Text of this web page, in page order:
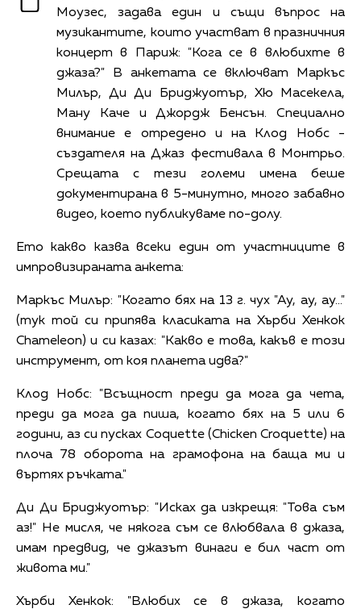
Моузес, задава един и същи въпрос на
музикантите, които участват в празничния
концерт в Париж: "Кога се в влюбихте в
джаза?" В анкетата се включват Маркъс
Милър, Ди Ди Бриджуотър, Хю Масекела,
Ману Каче и Джордж Бенсън. Специално
внимание е отредено и на Клод Нобс -
създателя на Джаз фестивала в Монтрьо.
Срещата с тези големи имена беше
документирана в 5-минутно, много забавно
видео, което публикуваме по-долу.
Ето какво казва всеки един от участниците в
импровизираната анкета:
Маркъс Милър: "Когато бях на 13 г. чух "Ау, ау, ау..."
(тук той си припява класиката на Хърби Хенкок
Chameleon) и си казах: "Какво е това, какъв е този
инструмент, от коя планета идва?"
Клод Нобс: "Всъщност преди да мога да чета,
преди да мога да пиша, когато бях на 5 или 6
години, аз си пусках Coquette (Chicken Croquette) на
плоча 78 оборота на грамофона на баща ми и
въртях ръчката."
Ди Ди Бриджуотър: "Исках да изкрещя: "Това съм
аз!" Не мисля, че някога съм се влюбвала в джаза,
имам предвид, че джазът винаги е бил част от
живота ми."
Хърби Хенкок: "Влюбих се в джаза, когато